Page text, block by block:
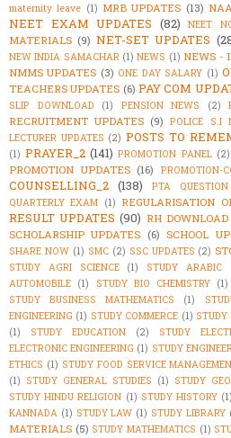
maternity leave (1) MRB UPDATES (13)
NEET EXAM UPDATES (82) NEET
MATERIALS (9) NET-SET UPDATES
NEW INDIA SAMACHAR (1) NEWS (1) NEWS -
NMMS UPDATES (3) ONE DAY SALARY (1)
TEACHERS UPDATES (6) PAY COM
SLIP DOWNLOAD
(1) PENSION NEWS (2)
RECRUITMENT UPDATES (9) POLICE S.I
LECTURER UPDATES (2) POSTS TO
(1) PRAYER_2 (141) PROMOTION PANEL (2)
PROMOTION UPDATES (16) PROMOTION-
COUNSELLING_2 (138) PTA
QUARTERLY EXAM (1) REGULARISATION
RESULT UPDATES (90) RH DOWNLOAD
SCHOLARSHIP UPDATES (6) SCHOOL
SHARE NOW (1) SMC (2) SSC UPDATES (2)
STUDY AGRI SCIENCE
(1) STUDY ARABIC
AUTOMOBILE (1) STUDY BIO CHEMISTRY (1)
STUDY BUSINESS MATHEMATICS (1)
ENGINEERING (1) STUDY COMMERCE (1) STUDY
(1)
STUDY EDUCATION (2) STUDY
ELECTRONIC ENGINEERING (1) STUDY
ETHICS (1) STUDY FOOD SERVICE
(1) STUDY GENERAL STUDIES (1) STUDY
STUDY HINDU RELIGION (1) STUDY HISTORY (1)
KANNADA (1) STUDY LAW (1) STUDY LIBRARY
MATERIALS (5) STUDY MATHEMATICS (1)